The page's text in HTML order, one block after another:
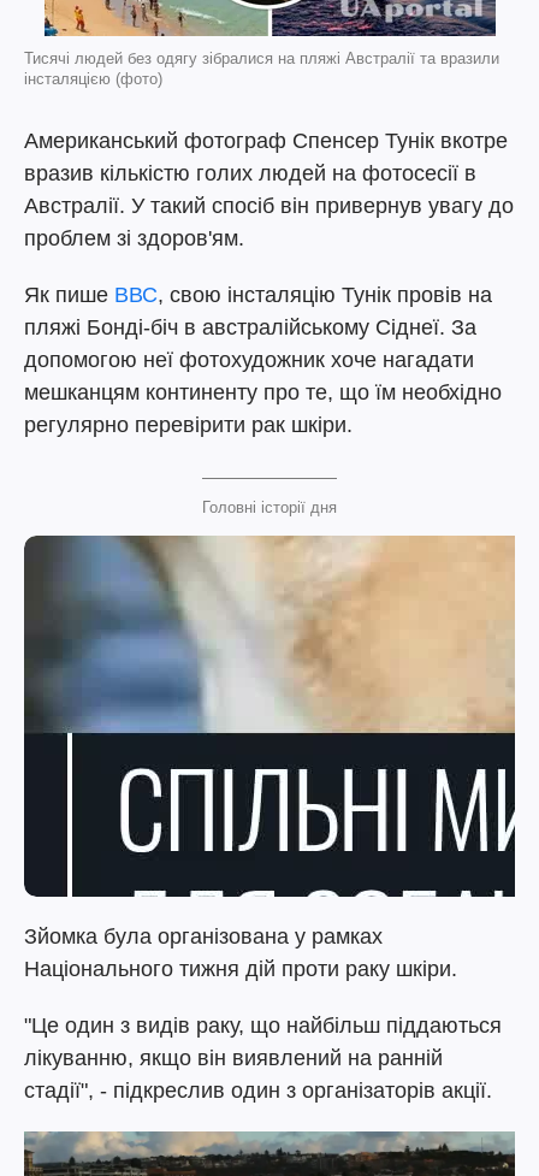
Тисячі людей без одягу зібралися на пляжі Австралії та вразили
інсталяцією (фото)
Американський фотограф Спенсер Тунік вкотре
вразив кількістю голих людей на фотосесії в
Австралії. У такий спосіб він привернув увагу до
проблем зі здоров'ям.
Як пише ВВС, свою інсталяцію Тунік провів на
пляжі Бонді-біч в австралійському Сіднеї. За
допомогою неї фотохудожник хоче нагадати
мешканцям континенту про те, що їм необхідно
регулярно перевірити рак шкіри.
Головні історії дня
Зйомка була організована у рамках
Національного тижня дій проти раку шкіри.
"Це один з видів раку, що найбільш піддаються
лікуванню, якщо він виявлений на ранній
стадії", - підкреслив один з організаторів акції.